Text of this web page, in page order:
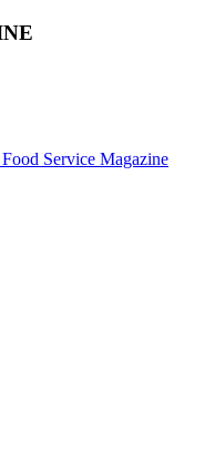
Service Magazine